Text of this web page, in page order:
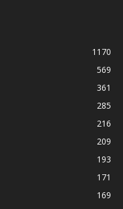
1170
569
361
285
216
209
193
171
169